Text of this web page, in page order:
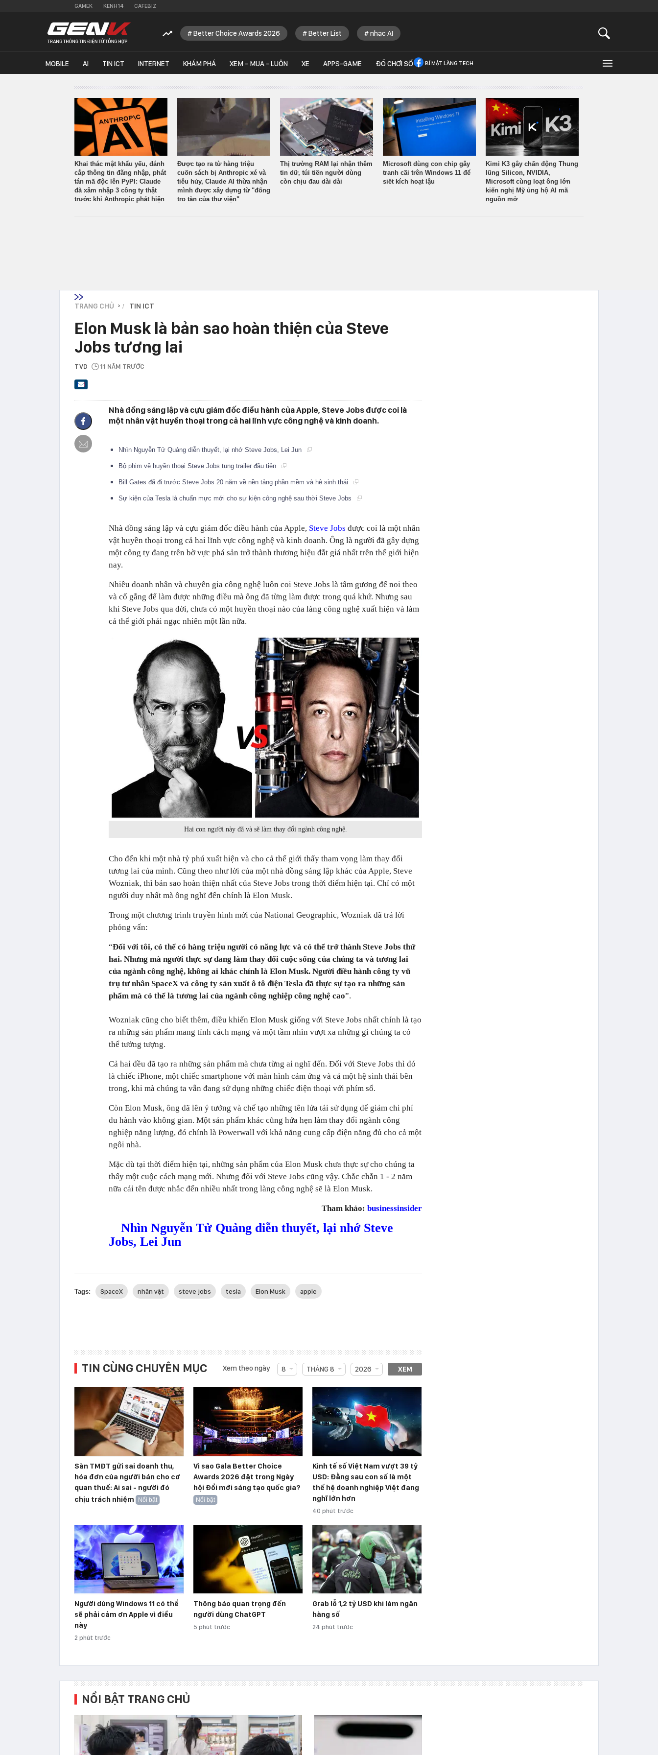
GAMEK KENH14 CAFEBIZ
Better Choice Awards 2026 Better List nhạc AI
MOBILE AI TIN ICT INTERNET KHÁM PHÁ XEM - MUA - LUÔN XE APPS-GAME ĐỒ CHƠI SỐ BÍ MẬT LÀNG TECH
Khai thác mật khẩu yếu, đánh
cắp thông tin đăng nhập, phát
tán mã độc lên PyPI: Claude
đã xâm nhập 3 công ty thật
trước khi Anthropic phát hiện
Được tạo ra từ hàng triệu
cuốn sách bị Anthropic xé và
tiêu hủy, Claude AI thừa nhận
mình được xây dựng từ "đống
tro tàn của thư viện"
Thị trường RAM lại nhận thêm
tin dữ, túi tiền người dùng
còn chịu đau dài dài
Microsoft dùng con chip gây
tranh cãi trên Windows 11 để
siết kích hoạt lậu
Kimi K3 gây chấn động Thung
lũng Silicon, NVIDIA,
Microsoft cùng loạt ông lớn
kiến nghị Mỹ ủng hộ AI mã
nguồn mở
TRANG CHỦ › TIN ICT
Elon Musk là bản sao hoàn thiện của Steve
Jobs tương lai
TVD 11 NĂM TRƯỚC
Nhà đồng sáng lập và cựu giám đốc điều hành của Apple, Steve Jobs được coi là
một nhân vật huyền thoại trong cả hai lĩnh vực công nghệ và kinh doanh.
Nhìn Nguyễn Tử Quảng diễn thuyết, lại nhớ Steve Jobs, Lei Jun
Bộ phim về huyền thoại Steve Jobs tung trailer đầu tiên
Bill Gates đã đi trước Steve Jobs 20 năm về nền tảng phần mềm và hệ sinh thái
Sự kiện của Tesla là chuẩn mực mới cho sự kiện công nghệ sau thời Steve Jobs
Nhà đồng sáng lập và cựu giám đốc điều hành của Apple, Steve Jobs được coi là một nhân
vật huyền thoại trong cả hai lĩnh vực công nghệ và kinh doanh. Ông là người đã gây dựng
một công ty đang trên bờ vực phá sản trở thành thương hiệu đắt giá nhất trên thế giới hiện
nay.
Nhiều doanh nhân và chuyên gia công nghệ luôn coi Steve Jobs là tấm gương để noi theo
và cố gắng để làm được những điều mà ông đã từng làm được trong quá khứ. Nhưng sau
khi Steve Jobs qua đời, chưa có một huyền thoại nào của làng công nghệ xuất hiện và làm
cả thế giới phải ngạc nhiên một lần nữa.
Hai con người này đã và sẽ làm thay đổi ngành công nghệ.
Cho đến khi một nhà tỷ phú xuất hiện và cho cả thế giới thấy tham vọng làm thay đổi
tương lai của mình. Cũng theo như lời của một nhà đồng sáng lập khác của Apple, Steve
Wozniak, thì bản sao hoàn thiện nhất của Steve Jobs trong thời điểm hiện tại. Chỉ có một
người duy nhất mà ông nghĩ đến chính là Elon Musk.
Trong một chương trình truyền hình mới của National Geographic, Wozniak đã trả lời
phỏng vấn:
“Đối với tôi, có thể có hàng triệu người có năng lực và có thể trở thành Steve Jobs thứ
hai. Nhưng mà người thực sự đang làm thay đổi cuộc sống của chúng ta và tương lai
của ngành công nghệ, không ai khác chính là Elon Musk. Người điều hành công ty vũ
trụ tư nhân SpaceX và công ty sản xuất ô tô điện Tesla đã thực sự tạo ra những sản
phẩm mà có thể là tương lai của ngành công nghiệp công nghệ cao”.
Wozniak cũng cho biết thêm, điều khiến Elon Musk giống với Steve Jobs nhất chính là tạo
ra những sản phẩm mang tính cách mạng và một tầm nhìn vượt xa những gì chúng ta có
thể tưởng tượng.
Cả hai đều đã tạo ra những sản phẩm mà chưa từng ai nghĩ đến. Đối với Steve Jobs thì đó
là chiếc iPhone, một chiếc smartphone với màn hình cảm ứng và cả một hệ sinh thái bên
trong, khi mà chúng ta vẫn đang sử dụng những chiếc điện thoại với phím số.
Còn Elon Musk, ông đã lên ý tưởng và chế tạo những tên lửa tái sử dụng để giảm chi phí
du hành vào không gian. Một sản phẩm khác cũng hứa hẹn làm thay đổi ngành công
nghiệp năng lượng, đó chính là Powerwall với khả năng cung cấp điện năng đủ cho cả một
ngôi nhà.
Mặc dù tại thời điểm hiện tại, những sản phẩm của Elon Musk chưa thực sự cho chúng ta
thấy một cuộc cách mạng mới. Nhưng đối với Steve Jobs cũng vậy. Chắc chắn 1 - 2 năm
nữa cái tên được nhắc đến nhiều nhất trong làng công nghệ sẽ là Elon Musk.
Tham khảo: businessinsider
Nhìn Nguyễn Tử Quảng diễn thuyết, lại nhớ Steve
Jobs, Lei Jun
Tags: SpaceX nhân vật steve jobs tesla Elon Musk apple
TIN CÙNG CHUYÊN MỤC Xem theo ngày 8 THÁNG 8 2026 XEM
Sàn TMĐT gửi sai doanh thu,
hóa đơn của người bán cho cơ
quan thuế: Ai sai - người đó
chịu trách nhiệm
Nổi bật
Vì sao Gala Better Choice
Awards 2026 đặt trong Ngày
hội Đổi mới sáng tạo quốc gia?
Nổi bật
Kinh tế số Việt Nam vượt 39 tỷ
USD: Đằng sau con số là một
thế hệ doanh nghiệp Việt đang
nghĩ lớn hơn
40 phút trước
Người dùng Windows 11 có thể
sẽ phải cảm ơn Apple vì điều
này
2 phút trước
Thông báo quan trọng đến
người dùng ChatGPT
5 phút trước
Grab lỗ 1,2 tỷ USD khi làm ngân
hàng số
24 phút trước
NỔI BẬT TRANG CHỦ